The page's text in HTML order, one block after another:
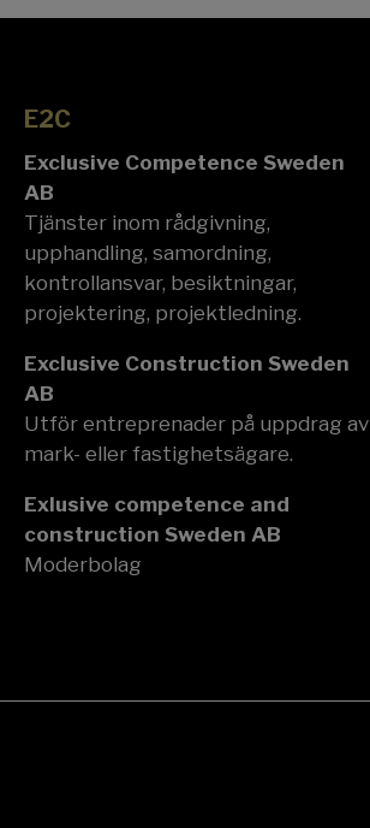
E2C
Exclusive Competence Sweden
AB
Tjänster inom rådgivning,
upphandling, samordning,
kontrollansvar, besiktningar,
projektering, projektledning.
Exclusive Construction Sweden
AB
Utför entreprenader på uppdrag av
mark- eller fastighetsägare.
Exlusive competence and
construction Sweden AB
Moderbolag